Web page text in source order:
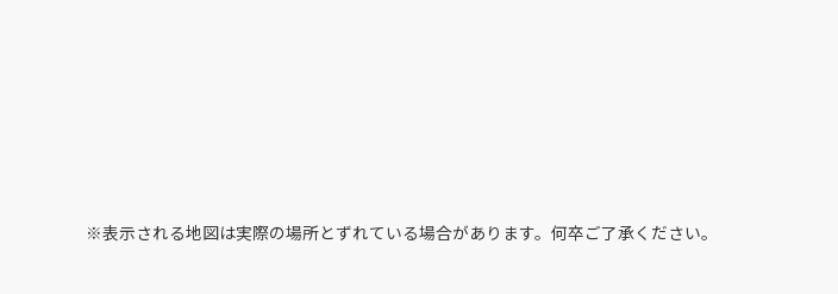
※表示される地図は実際の場所とずれている場合があります。何卒ご了承ください。